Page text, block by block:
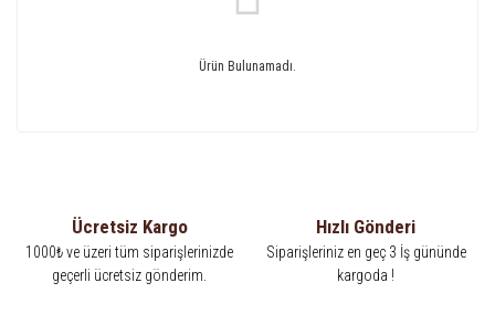
Ürün Bulunamadı.
Ücretsiz Kargo
1000₺ ve üzeri tüm siparişlerinizde
geçerli ücretsiz gönderim.
Hızlı Gönderi
Siparişleriniz en geç 3 İş gününde
kargoda !